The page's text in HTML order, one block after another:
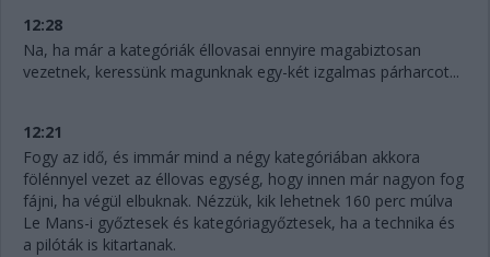
12:28
Na, ha már a kategóriák éllovasai ennyire magabiztosan
vezetnek, keressünk magunknak egy-két izgalmas párharcot...
12:21
Fogy az idő, és immár mind a négy kategóriában akkora
fölénnyel vezet az éllovas egység, hogy innen már nagyon fog
fájni, ha végül elbuknak. Nézzük, kik lehetnek 160 perc múlva
Le Mans-i győztesek és kategóriagyőztesek, ha a technika és
a pilóták is kitartanak.